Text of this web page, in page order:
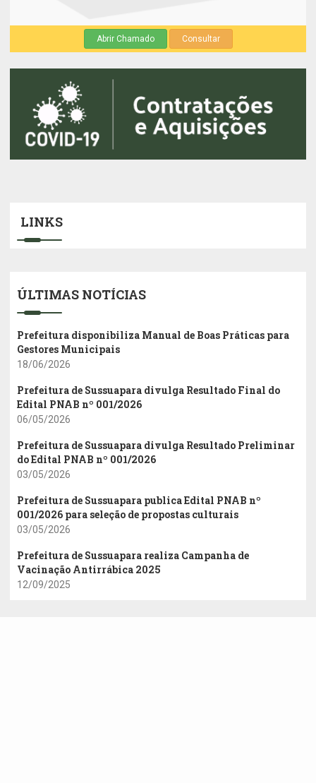
Abrir Chamado Consultar
LINKS
ÚLTIMAS NOTÍCIAS
Prefeitura disponibiliza Manual de Boas Práticas para
Gestores Municipais
18/06/2026
Prefeitura de Sussuapara divulga Resultado Final do
Edital PNAB nº 001/2026
06/05/2026
Prefeitura de Sussuapara divulga Resultado Preliminar
do Edital PNAB nº 001/2026
03/05/2026
Prefeitura de Sussuapara publica Edital PNAB nº
001/2026 para seleção de propostas culturais
03/05/2026
Prefeitura de Sussuapara realiza Campanha de
Vacinação Antirrábica 2025
12/09/2025